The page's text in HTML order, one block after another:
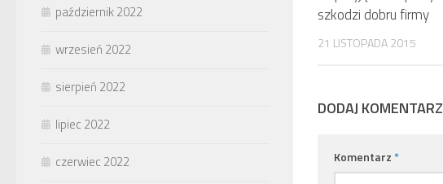
szkodzi dobru firmy
21 LISTOPADA 2015
DODAJ KOMENTARZ
Komentarz *
październik 2022
wrzesień 2022
sierpień 2022
lipiec 2022
czerwiec 2022